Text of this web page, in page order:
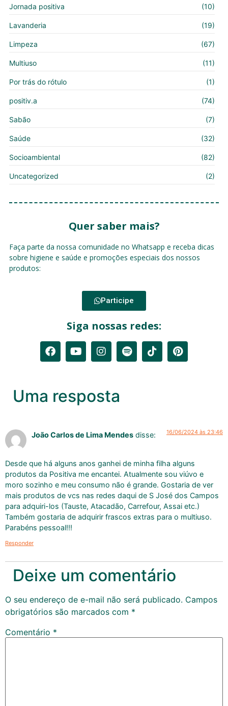
Jornada positiva (10)
Lavanderia (19)
Limpeza (67)
Multiuso (11)
Por trás do rótulo (1)
positiv.a (74)
Sabão (7)
Saúde (32)
Socioambiental (82)
Uncategorized (2)
Quer saber mais?
Faça parte da nossa comunidade no Whatsapp e receba dicas
sobre higiene e saúde e promoções especiais dos nossos
produtos:
Participe
Siga nossas redes:
Uma resposta
João Carlos de Lima Mendes disse: 16/06/2024 às 23:46
Desde que há alguns anos ganhei de minha filha alguns
produtos da Positiva me encantei. Atualmente sou viúvo e
moro sozinho e meu consumo não é grande. Gostaria de ver
mais produtos de vcs nas redes daqui de S José dos Campos
para adquiri-los (Tauste, Atacadão, Carrefour, Assai etc.)
Também gostaria de adquirir frascos extras para o multiuso.
Parabéns pessoal!!!
Responder
Deixe um comentário
O seu endereço de e-mail não será publicado. Campos
obrigatórios são marcados com *
Comentário *